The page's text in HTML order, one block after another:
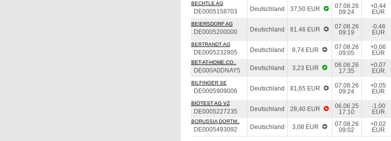
BECHTLE AG
DE0005158703 Deutschland 37,50 EUR
07.08.26
09:24
+0,44
EUR
BEIERSDORF AG
DE0005200000 Deutschland 81,46 EUR
07.08.26
09:19
-0,46
EUR
BERTRANDT AG
DE0005232805 Deutschland 8,74 EUR
07.08.26
09:05
+0,06
EUR
BET-AT-HOME.CO..
DE000A0DNAY5 Deutschland 3,23 EUR
06.08.26
17:35
+0,07
EUR
BILFINGER SE
DE0005909006 Deutschland 81,65 EUR
07.08.26
09:24
+0,05
EUR
BIOTEST AG VZ
DE0005227235 Deutschland 28,40 EUR
06.06.25
17:10
-1,00
EUR
BORUSSIA DORTM..
DE0005493092 Deutschland 3,08 EUR
07.08.26
09:02
+0,02
EUR